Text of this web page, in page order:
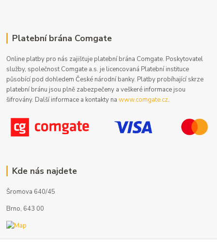
Platební brána Comgate
Online platby pro nás zajišťuje platební brána Comgate. Poskytovatel
služby, společnost Comgate a.s. je licencovaná Platební instituce
působící pod dohledem České národní banky. Platby probíhající skrze
platební bránu jsou plně zabezpečeny a veškeré informace jsou
šifrovány. Další informace a kontakty nawww.comgate.cz.
Kde nás najdete
Šromova 640/45
Brno, 643 00